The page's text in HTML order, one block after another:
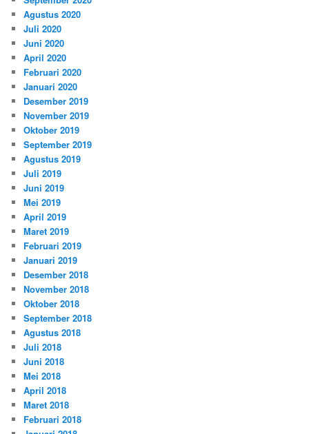
Agustus 2020
Juli 2020
Juni 2020
April 2020
Februari 2020
Januari 2020
Desember 2019
November 2019
Oktober 2019
September 2019
Agustus 2019
Juli 2019
Juni 2019
Mei 2019
April 2019
Maret 2019
Februari 2019
Januari 2019
Desember 2018
November 2018
Oktober 2018
September 2018
Agustus 2018
Juli 2018
Juni 2018
Mei 2018
April 2018
Maret 2018
Februari 2018